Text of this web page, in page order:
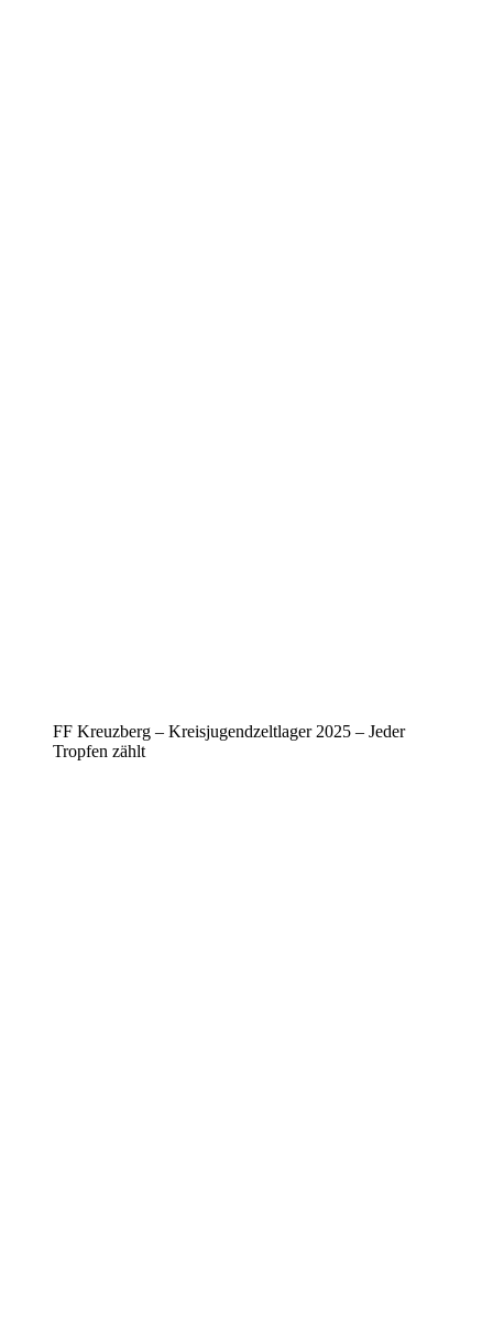
FF Kreuzberg – Kreisjugendzeltlager 2025 – Jeder
Tropfen zählt